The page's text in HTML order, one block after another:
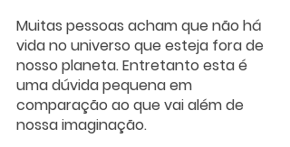
Muitas pessoas acham que não há
vida no universo que esteja fora de
nosso planeta. Entretanto esta é
uma dúvida pequena em
comparação ao que vai além de
nossa imaginação.